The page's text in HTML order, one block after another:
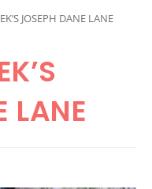
JOSEPH DANE LANE
LANE